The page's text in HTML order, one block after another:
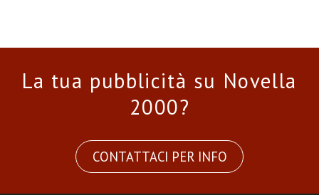
La tua pubblicità su Novella
2000?
CONTATTACI PER INFO